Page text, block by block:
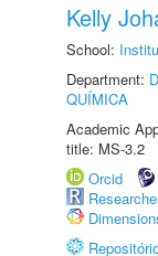
Kelly
School:
Department:
QUÍMICA
Academic
title: MS-3.2
Orcid